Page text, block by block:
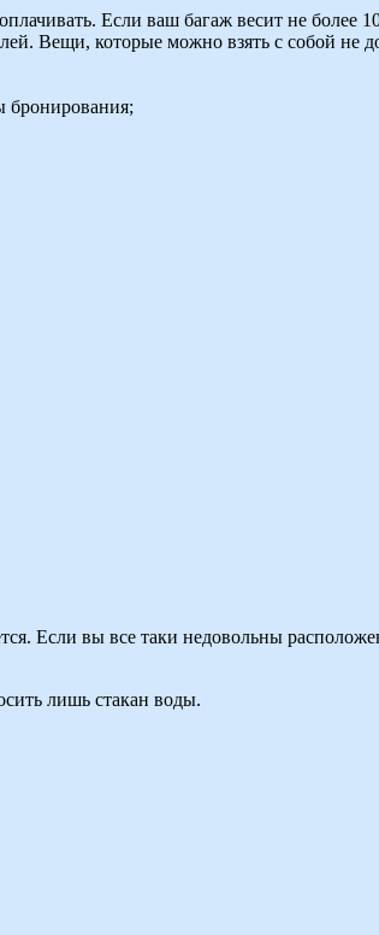
Если ваш багаж весит не более
Вещи, которые можно взять с собой не
бронирования;
Если вы все таки недовольны
лишь стакан воды.